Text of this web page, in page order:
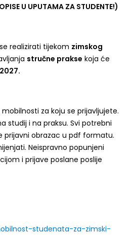
U UPUTAMA ZA STUDENTE!)
realizirati tijekom zimskog
stručne prakse koja će
za koju se prijavljujete.
studij i na praksu. Svi potrebni
prijavni obrazac u pdf formatu.
Neispravno popunjeni
i prijave poslane poslije
studenata-za-zimski-